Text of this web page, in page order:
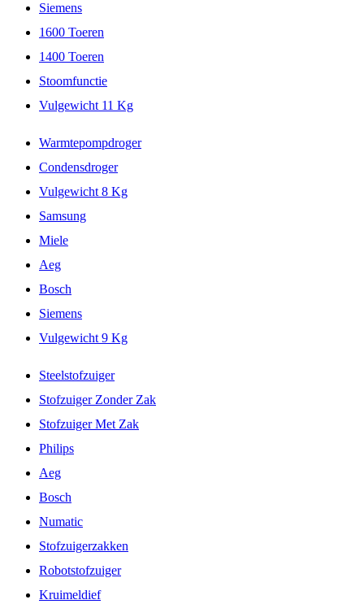
Siemens
1600 Toeren
1400 Toeren
Stoomfunctie
Vulgewicht 11 Kg
Warmtepompdroger
Condensdroger
Vulgewicht 8 Kg
Samsung
Miele
Aeg
Bosch
Siemens
Vulgewicht 9 Kg
Steelstofzuiger
Stofzuiger Zonder Zak
Stofzuiger Met Zak
Philips
Aeg
Bosch
Numatic
Stofzuigerzakken
Robotstofzuiger
Kruimeldief